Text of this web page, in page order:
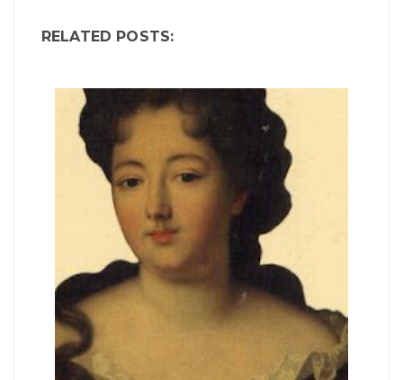
RELATED POSTS: